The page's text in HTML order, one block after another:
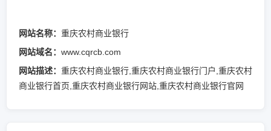
网站名称： 重庆农村商业银行
网站域名： www.cqrcb.com
网站描述： 重庆农村商业银行,重庆农村商业银行门户,重庆农村
商业银行首页,重庆农村商业银行网站,重庆农村商业银行官网